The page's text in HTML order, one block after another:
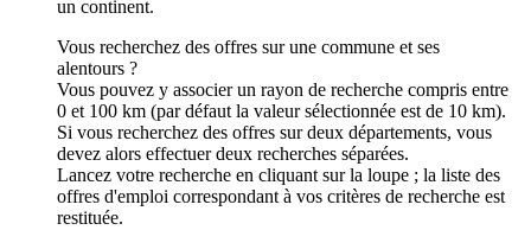
un continent.
Vous recherchez des offres sur une commune et ses
alentours ?
Vous pouvez y associer un rayon de recherche compris entre
0 et 100 km (par défaut la valeur sélectionnée est de 10 km).
Si vous recherchez des offres sur deux départements, vous
devez alors effectuer deux recherches séparées.
Lancez votre recherche en cliquant sur la loupe ; la liste des
offres d'emploi correspondant à vos critères de recherche est
restituée.